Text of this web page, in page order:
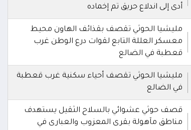
أدى إلى اندلاع حريق تم إخماده
مليشيا الحوثي تقصف بقذائف الهاون محيط
معسكر العللة التابع لقوات درع الوطن غرب
قعطبة في الضالع
مليشيا الحوثي تقصف أحياء سكنية غرب قعطبة
في الضالع
قصف حوثي عشوائي بالسلاح الثقيل يستهدف
مناطق مآهولة بقرى المعزوب والعبارى في